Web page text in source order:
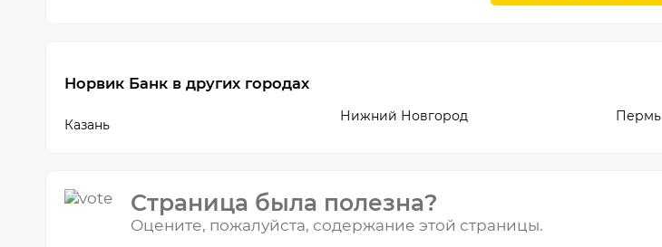
Норвик Банк в других городах
Казань
Нижний Новгород Пермь
Страница была полезна?
Оцените, пожалуйста, содержание этой страницы.